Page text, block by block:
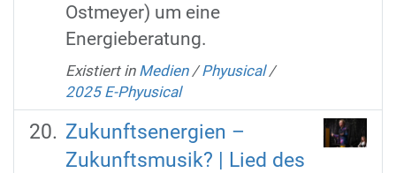
Ostmeyer) um eine
Energieberatung.
Existiert in Medien /Phyusical /
2025 E-Phyusical
Zukunftsenergien –
Zukunftsmusik? | Lied des